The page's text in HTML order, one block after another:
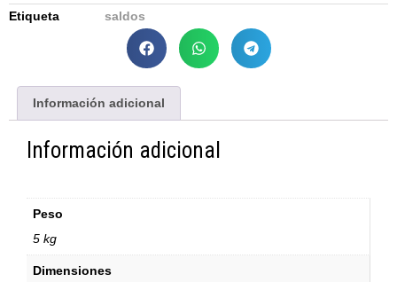
Etiqueta
saldos
Información adicional
Información adicional
Peso
5 kg
Dimensiones